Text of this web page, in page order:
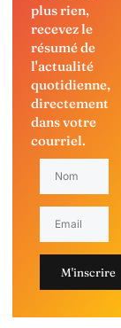
plus rien,
recevez le
résumé de
l'actualité
quotidienne,
directement
dans votre
courriel.
M'inscrire